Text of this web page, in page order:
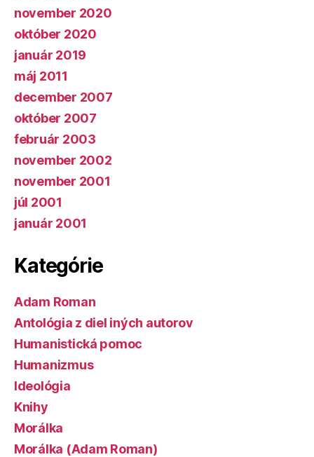
november 2020
október 2020
január 2019
máj 2011
december 2007
október 2007
február 2003
november 2002
november 2001
júl 2001
január 2001
Kategórie
Adam Roman
Antológia z diel iných autorov
Humanistická pomoc
Humanizmus
Ideológia
Knihy
Morálka
Morálka (Adam Roman)